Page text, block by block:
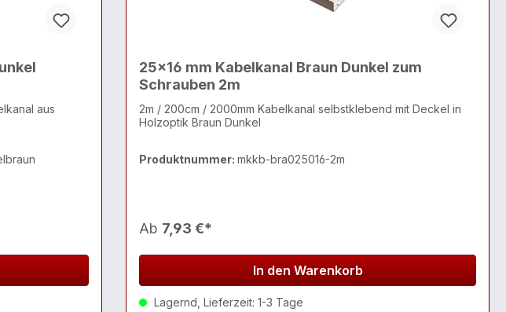
aus
25x16 mm Kabelkanal Braun Dunkel zum
Schrauben 2m
2m / 200cm / 2000mm Kabelkanal selbstklebend mit Deckel in
Holzoptik Braun Dunkel
Produktnummer: mkkb-bra025016-2m
Ab 7,93 €*
In den Warenkorb
Lagernd, Lieferzeit: 1-3 Tage